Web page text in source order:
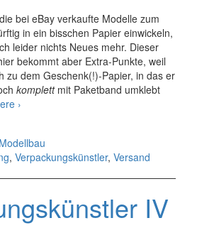
bei eBay verkaufte Modelle zum
in ein bisschen Papier einwickeln,
leider nichts Neues mehr. Dieser
bekommt aber Extra-Punkte, weil
zu dem Geschenk(!)-Papier, in das er
komplettmit Paketband umklebt
Verpackungskünstler
›
Modellbau
, Verpackungskünstler, Versand
IV